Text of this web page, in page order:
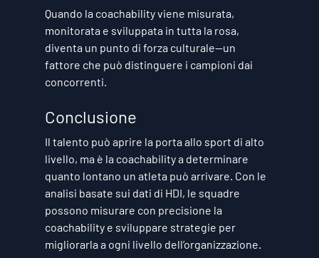
Quando la coachability viene misurata,
monitorata e sviluppata in tutta la rosa,
diventa un punto di forza culturale—un
fattore che può distinguere i campioni dai
concorrenti.
Conclusione
Il talento può aprire la porta allo sport di alto
livello, ma è la coachability a determinare
quanto lontano un atleta può arrivare. Con le
analisi basate sui dati di HDI, le squadre
possono misurare con precisione la
coachability e sviluppare strategie per
migliorarla a ogni livello dell’organizzazione